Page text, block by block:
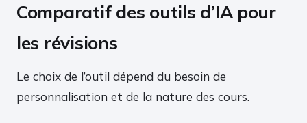
Comparatif des outils d’IA pour
les révisions
Le choix de l’outil dépend du besoin de
personnalisation et de la nature des cours.